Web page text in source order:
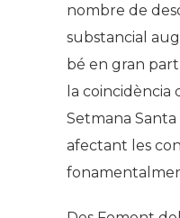
nombre de
substancial
bé en gran
la coincidència
Setmana
afectant les